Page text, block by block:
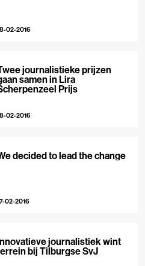
02-2016
journalistieke prijzen
samen in Lira
Prijs
02-2016
decided to lead the change
02-2016
journalistiek wint
bij Tilburgse SvJ